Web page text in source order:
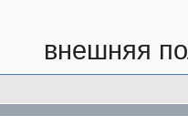
внешняя